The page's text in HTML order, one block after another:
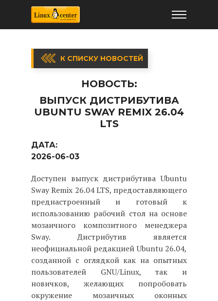
К СПИСКУ НОВОСТЕЙ
НОВОСТЬ:
ВЫПУСК ДИСТРИБУТИВА
UBUNTU SWAY REMIX 26.04
LTS
ДАТА:
2026-06-03
Доступен выпуск дистрибутива Ubuntu
Sway Remix 26.04 LTS, предоставляющего
преднастроенный и готовый к
использованию рабочий стол на основе
мозаичного композитного менеджера
Sway. Дистрибутив является
неофициальной редакцией Ubuntu 26.04,
созданной с оглядкой как на опытных
пользователей GNU/Linux, так и
новичков, желающих попробовать
окружение мозаичных оконных